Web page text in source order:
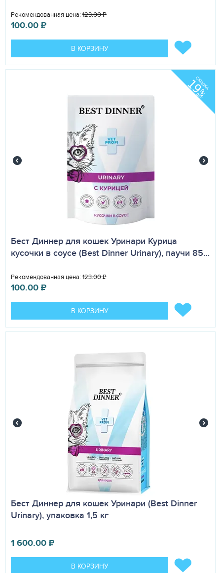
Рекомендованная цена: 123.00₽
100.00₽
В КОРЗИНУ
СКИДКА
19
%
OFF
Бест Диннер для кошек Уринари Курица
кусочки в соусе (Best Dinner Urinary), паучи 85…
Рекомендованная цена: 123.00₽
100.00₽
В КОРЗИНУ
Бест Диннер для кошек Уринари (Best Dinner
Urinary), упаковка 1,5 кг
1 600.00₽
В КОРЗИНУ